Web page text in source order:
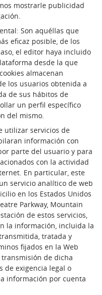
mostrarle publicidad
Son aquéllas que
eficaz posible, de los
el editor haya incluido
desde la que
almacenan
los usuarios obtenida a
de sus hábitos de
un perfil específico
del mismo.
utilizar servicios de
información con
parte del usuario y para
con la actividad
En particular, este
servicio analítico de web
en los Estados Unidos
Parkway, Mountain
de estos servicios,
la información, incluida la
tratada y
fijados en la Web
de dicha
de exigencia legal o
información por cuenta